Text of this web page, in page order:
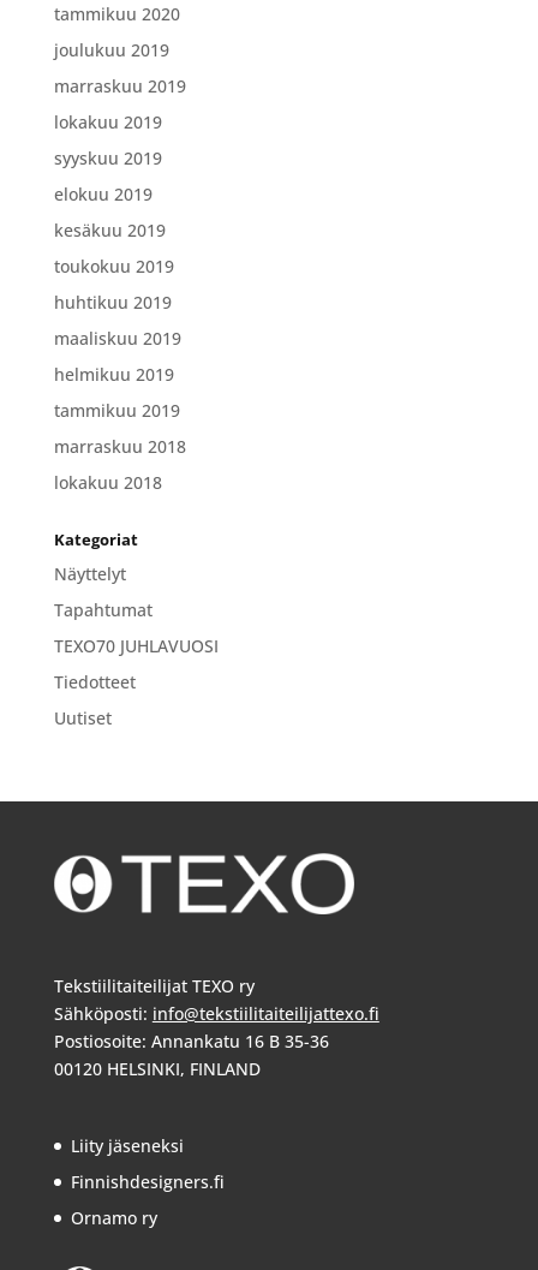
tammikuu 2020
joulukuu 2019
marraskuu 2019
lokakuu 2019
syyskuu 2019
elokuu 2019
kesäkuu 2019
toukokuu 2019
huhtikuu 2019
maaliskuu 2019
helmikuu 2019
tammikuu 2019
marraskuu 2018
lokakuu 2018
Kategoriat
Näyttelyt
Tapahtumat
TEXO70 JUHLAVUOSI
Tiedotteet
Uutiset
Tekstiilitaiteilijat TEXO ry
Sähköposti: info@tekstiilitaiteilijattexo.fi
Postiosoite: Annankatu 16 B 35-36
00120 HELSINKI, FINLAND
Liity jäseneksi
Finnishdesigners.fi
Ornamo ry